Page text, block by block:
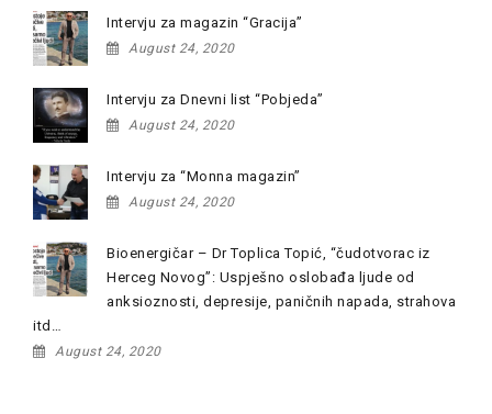
Intervju za magazin “Gracija”
August 24, 2020
Intervju za Dnevni list “Pobjeda”
August 24, 2020
Intervju za “Monna magazin”
August 24, 2020
Bioenergičar – Dr Toplica Topić, “čudotvorac iz
Herceg Novog”: Uspješno oslobađa ljude od
anksioznosti, depresije, paničnih napada, strahova
itd…
August 24, 2020